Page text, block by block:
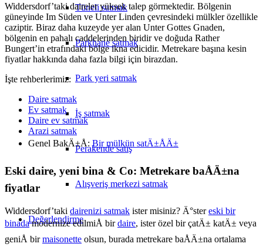
Tüneli satmak
Parkhane satmak
Park yeri satmak
İş satmak
Perakende satış
Alışveriş merkezi satmak
Değerlendirme
Widdersdorf’taki daireler yüksek talep görmektedir. Bölgenin
güneyinde Im Süden ve Unter Linden çevresindeki mülkler özellikle
caziptir. Biraz daha kuzeyde yer alan Unter Gottes Gnaden,
bölgenin en pahalı caddelerinden biridir ve doğuda Rather
Bungert’in etrafındaki bölge ikna edicidir. Metrekare başına kesin
fiyatlar hakkında daha fazla bilgi için birazdan.
İşte rehberlerimiz:
Daire satmak
Ev satmak
Daire ev satmak
Arazi satmak
Genel BakÄ±Å:Bir mülkün satÄ±ÅÄ±
Eski daire, yeni bina & Co: Metrekare baÅÄ±na
fiyatlar
Widdersdorf’taki dairenizi satmak ister misiniz? Ä°stereski bir
binadamodernize edilmiÅ birdaire, ister özel birçatÄ± katÄ± veya
geniÅ birmaisonette olsun, burada metrekare baÅÄ±na ortalama